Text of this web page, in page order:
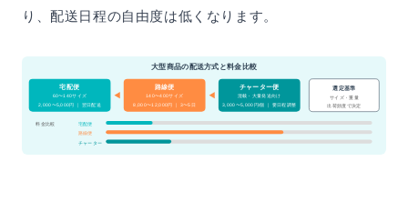
り、配送日程の自由度は低くなります。
大型商品の配送方式と料金比較
宅配便
60〜140サイズ
2,000〜5,000円 ｜ 翌日配送
路線便
140〜400サイズ
8,000〜12,000円 ｜ 3〜5日
チャーター便
混載・大量発送向け
3,000〜5,000円/個 ｜ 要日程調整
選定基準
サイズ・重量
出荷頻度で決定
料金比較
宅配便
路線便
チャーター